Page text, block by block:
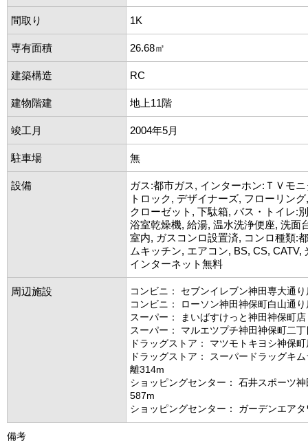
間取り 1K
専有面積 26.68㎡
建築構造 RC
建物階建 地上11階
竣工月 2004年5月
駐車場 無
設備
ガス:都市ガス, インターホン:ＴＶモ
トロック, デザイナーズ, フローリン
クローゼット, 下駄箱, バス・トイレ:
浴室乾燥機, 給湯, 温水洗浄便座, 洗面
室内, ガスコンロ設置済, コンロ種類:
ムキッチン, エアコン, BS, CS, CATV,
インターネット無料
周辺施設
コンビニ： セブンイレブン神田専大通
コンビニ： ローソン神田神保町白山通
スーパー： まいばすけっと神田神保町
スーパー： マルエツプチ神田神保町二
ドラッグストア： マツモトキヨシ神保
ドラッグストア： スーパードラッグキ
離314m
ショッピングセンター： 石井スポーツ
587m
ショッピングセンター： ガーデンエア
備考